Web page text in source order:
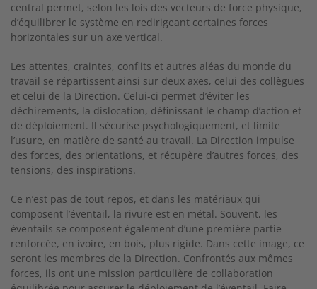
central permet, selon les lois des vecteurs de force physique,
d’équilibrer le système en redirigeant certaines forces
horizontales sur un axe vertical.
Les attentes, craintes, conflits et autres aléas du monde du
travail se répartissent ainsi sur deux axes, celui des collègues
et celui de la Direction. Celui-ci permet d’éviter les
déchirements, la dislocation, définissant le champ d’action et
de déploiement. Il sécurise psychologiquement, et limite
l’usure, en matière de santé au travail. La Direction impulse
des forces, des orientations, et récupère d’autres forces, des
tensions, des inspirations.
Ce n’est pas de tout repos, et dans les matériaux qui
composent l’éventail, la rivure est en métal. Souvent, les
éventails se composent également d’une première partie
renforcée, en ivoire, en bois, plus rigide. Dans cette image, ce
seront les membres de la Direction. Confrontés aux mêmes
forces, ils ont une mission particulière de collaboration